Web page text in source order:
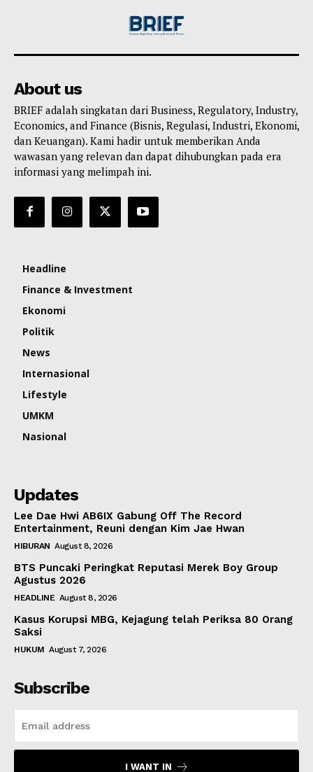
About us
BRIEF adalah singkatan dari Business, Regulatory, Industry,
Economics, and Finance (Bisnis, Regulasi, Industri, Ekonomi,
dan Keuangan). Kami hadir untuk memberikan Anda
wawasan yang relevan dan dapat dihubungkan pada era
informasi yang melimpah ini.
Headline
Finance & Investment
Ekonomi
Politik
News
Internasional
Lifestyle
UMKM
Nasional
Updates
Lee Dae Hwi AB6IX Gabung Off The Record
Entertainment, Reuni dengan Kim Jae Hwan
HIBURAN August 8, 2026
BTS Puncaki Peringkat Reputasi Merek Boy Group
Agustus 2026
HEADLINE August 8, 2026
Kasus Korupsi MBG, Kejagung telah Periksa 80 Orang
Saksi
HUKUM August 7, 2026
Subscribe
I WANT IN